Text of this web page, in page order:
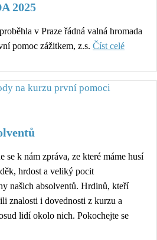
2025
v Praze řádná valná hromada
pomoc zážitkem, z.s. Číst celé
se k nám zpráva, ze které máme husí
hrdost a veliký pocit
našich absolventů. Hrdinů, kteří
znalosti i dovednosti z kurzu a
lidí okolo nich. Pokochejte se